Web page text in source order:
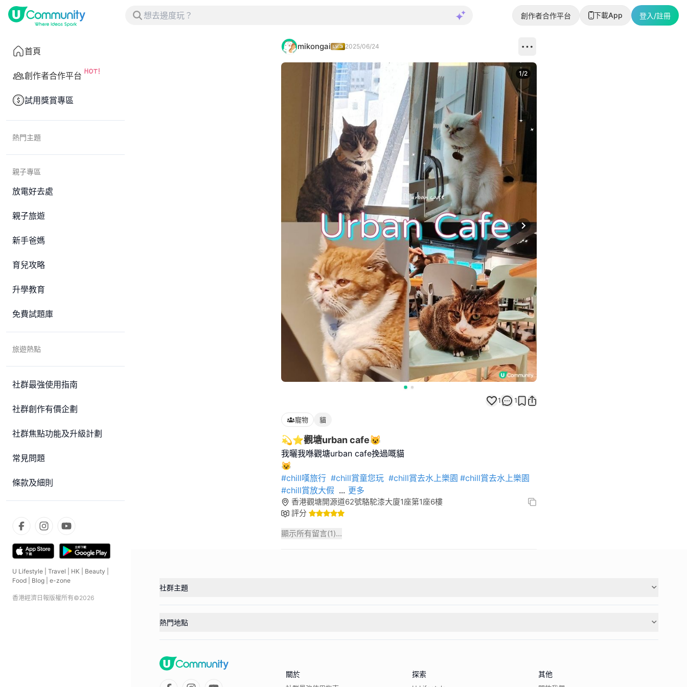
創作者合作平台 下載App 登入/註冊
首頁
創作者合作平台
試用獎賞專區
熱門主題
親子專區
放電好去處
親子旅遊
新手爸媽
育兒攻略
升學教育
免費試題庫
旅遊熱點
社群最強使用指南
社群創作有價企劃
社群焦點功能及升級計劃
常見問題
條款及細則
U Lifestyle Travel HK Beauty
Food
Blog e-zone
香港經濟日報版權所有©2026
mikongai 2025/06/24
Next slide
1/2
1 1
寵物 貓
💫⭐觀塘urban cafe😺
我曬我喺觀塘urban cafe挽過嘅貓
#chill嘆旅行 #chill賞童您玩 #chill賞去水上樂園 #chill賞去水上樂園
#chill賞放大假 ... 更多
香港觀塘開源道62號駱駝漆大廈1座第1座6樓
評分
顯示所有留言(1)...
社群主題
熱門地點
關於 探索 其他